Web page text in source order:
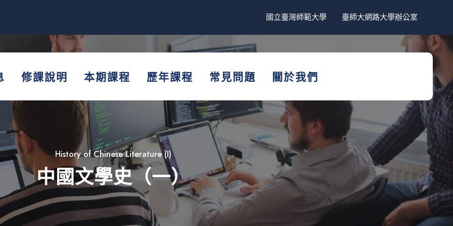
國立臺灣師範大學 臺師大網路大學辦公室
修課說明 本期課程 歷年課程 常見問題 關於我們
History of Chinese Literature (I)
中國文學史（一）